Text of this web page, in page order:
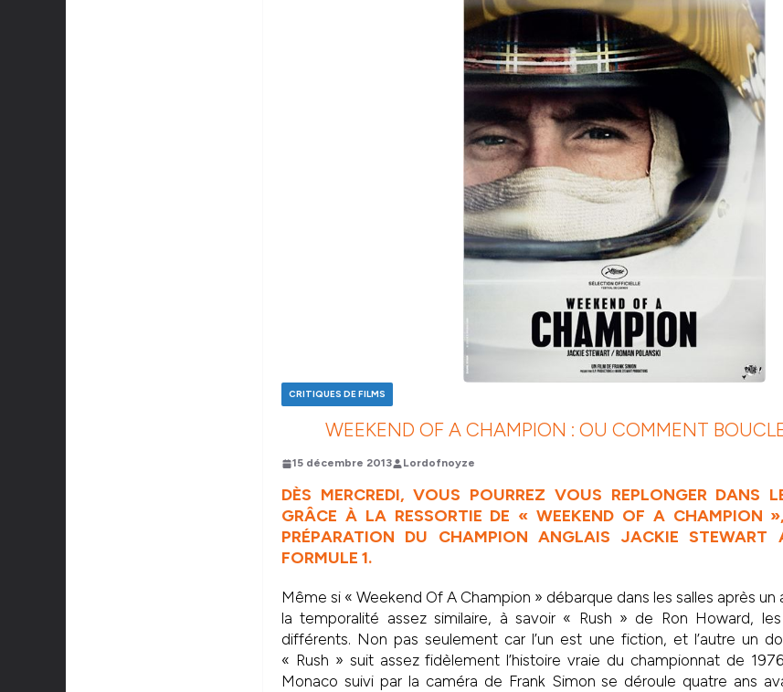
CRITIQUES DE FILMS
WEEKEND OF A CHAMPION : OU COMMENT
15 décembre 2013 Lordofnoyze
DÈS MERCREDI, VOUS POURREZ VOUS REPLONGER DANS
GRÂCE À LA RESSORTIE DE « WEEKEND OF A CHAMPION
PRÉPARATION DU CHAMPION ANGLAIS JACKIE STEWART
FORMULE 1.
Même si « Weekend Of A Champion » débarque dans les salles après un
la temporalité assez similaire, à savoir « Rush » de Ron Howard,
différents. Non pas seulement car l’un est une fiction, et l’autre un
« Rush » suit assez fidèlement l’histoire vraie du championnat de
Monaco suivi par la caméra de Frank Simon se déroule quatre ans